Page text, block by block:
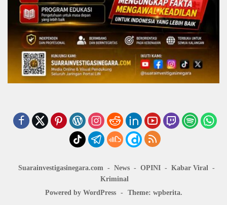
Suarainvestigasinegara.com News OPINI
Kabar Viral
Kriminal
Powered by WordPress
- Theme: wpberita.